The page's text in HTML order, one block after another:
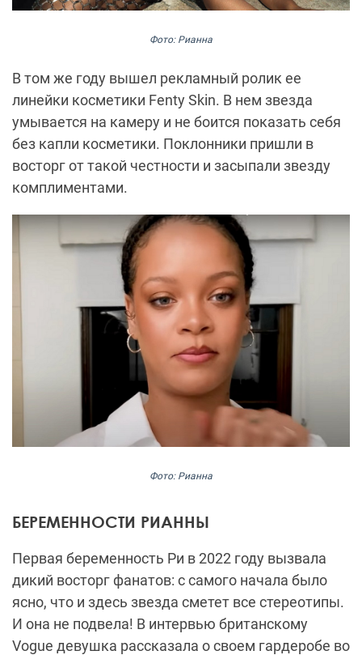
Фото: Рианна
В том же году вышел рекламный ролик ее
линейки косметики Fenty Skin. В нем звезда
умывается на камеру и не боится показать себя
без капли косметики. Поклонники пришли в
восторг от такой честности и засыпали звезду
комплиментами.
Фото: Рианна
БЕРЕМЕННОСТИ РИАННЫ
Первая беременность Ри в 2022 году вызвала
дикий восторг фанатов: с самого начала было
ясно, что и здесь звезда сметет все стереотипы.
И она не подвела! В интервью британскому
Vogue девушка рассказала о своем гардеробе во